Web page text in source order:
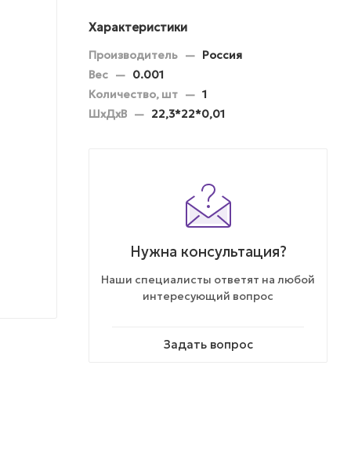
Характеристики
Производитель — Россия
Вес — 0.001
Количество, шт — 1
ШхДхВ — 22,3*22*0,01
Нужна консультация?
Наши специалисты ответят на любой
интересующий вопрос
Задать вопрос